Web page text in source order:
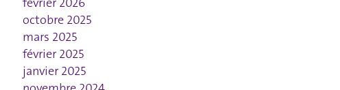
octobre 2025
mars 2025
février 2025
janvier 2025